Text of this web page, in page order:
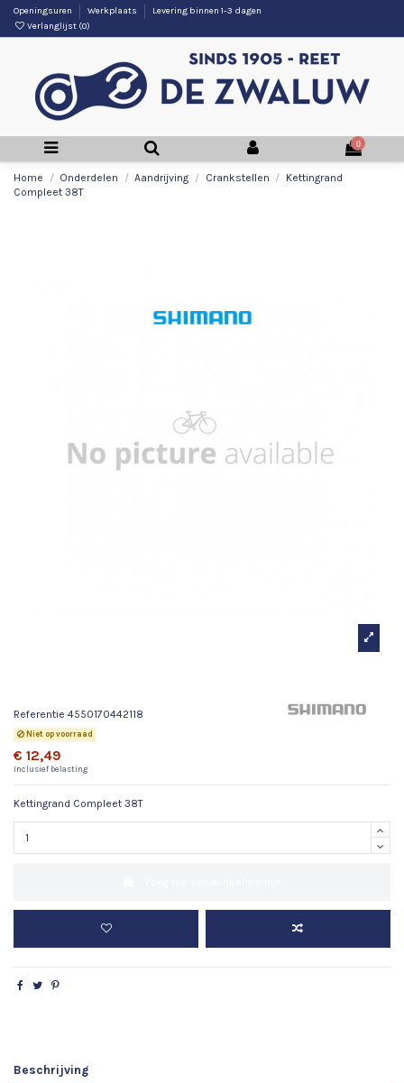
Openingsuren Werkplaats
Levering binnen 1-3 dagen
Verlanglijst (0)
0
Home Onderdelen Aandrijving Crankstellen
Kettingrand
Compleet 38T
Referentie 4550170442118
Niet op voorraad
€ 12,49
Inclusief belasting
Kettingrand Compleet 38T
Beschrijving